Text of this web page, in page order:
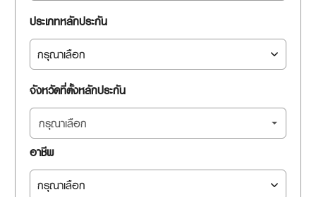
ประเภทหลักประกัน
จังหวัดที่ตั้งหลักประกัน
กรุณาเลือก
อาชีพ